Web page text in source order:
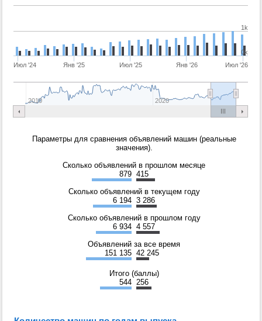
Июл '24 Янв '25 Июл '25 Янв '26 Июл '26
2010 2020
0k
1k
Параметры для сравнения объявлений машин (реальные
значения).
Сколько объявлений в прошлом месяце
879 415
Сколько объявлений в текущем году
6 194 3 286
Сколько объявлений в прошлом году
6 934 4 557
Объявлений за все время
151 135 42 245
Итого (баллы)
544 256